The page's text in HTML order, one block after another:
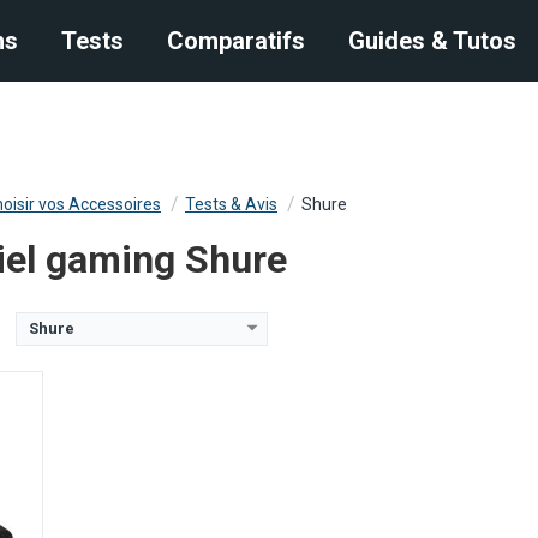
Tests Comparatifs Guides & Tutos
vos Accessoires Tests & Avis Shure
gaming Shure
Shure
Tests Comparatifs Guides & Tutos